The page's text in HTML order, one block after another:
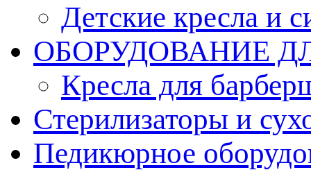
Детские кресла и
ОБОРУДОВАНИЕ
Кресла для
Стерилизаторы и
Педикюрное